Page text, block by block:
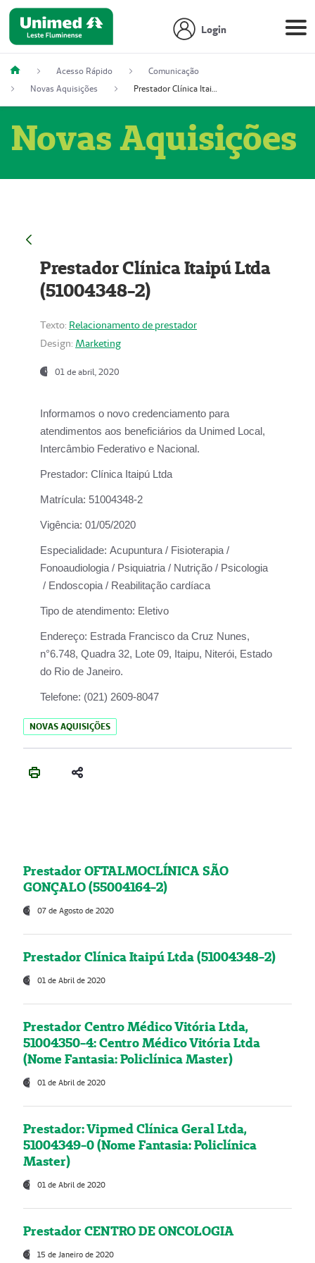
Login
Acesso Rápido
Comunicação
Novas Aquisições
Prestador Clínica Itaipú Ltda (51004348-2)
Novas Aquisições
Prestador Clínica Itaipú Ltda
(51004348-2)
Texto: Relacionamento de prestador
Design: Marketing
01 de abril, 2020
Informamos o novo credenciamento para
atendimentos aos beneficiários da Unimed Local,
Intercâmbio Federativo e Nacional.
Prestador: Clínica Itaipú Ltda
Matrícula: 51004348-2
Vigência: 01/05/2020
Especialidade: Acupuntura / Fisioterapia /
Fonoaudiologia / Psiquiatria / Nutrição / Psicologia
/ Endoscopia / Reabilitação cardíaca
Tipo de atendimento: Eletivo
Endereço: Estrada Francisco da Cruz Nunes,
n°6.748, Quadra 32, Lote 09, Itaipu, Niterói, Estado
do Rio de Janeiro.
Telefone: (021) 2609-8047
NOVAS AQUISIÇÕES
Prestador OFTALMOCLÍNICA SÃO
GONÇALO (55004164-2)
07 de Agosto de 2020
Prestador Clínica Itaipú Ltda (51004348-2)
01 de Abril de 2020
Prestador Centro Médico Vitória Ltda,
51004350-4: Centro Médico Vitória Ltda
(Nome Fantasia: Policlínica Master)
01 de Abril de 2020
Prestador: Vipmed Clínica Geral Ltda,
51004349-0 (Nome Fantasia: Policlínica
Master)
01 de Abril de 2020
Prestador CENTRO DE ONCOLOGIA
15 de Janeiro de 2020